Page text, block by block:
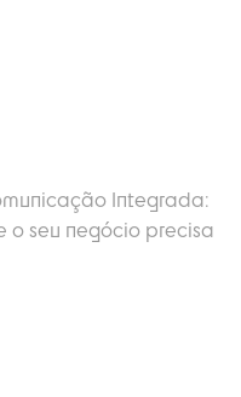
Integrada:
o seu negócio precisa